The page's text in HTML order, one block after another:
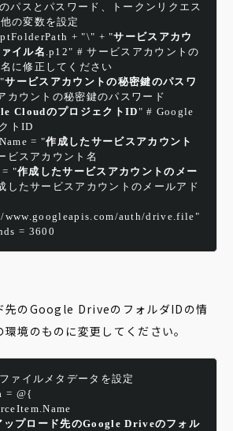
パスとパスワード、トークンリクエス
の変数を設定
+ "\" + "サービスアカウ
イル名 .p12" # サービスアカウントの
に修正してください
サービスアカウントの秘密鍵のパスワ
カウントの秘密鍵のパスワード
CloudのプロジェクトID" # Google
トID
= "作成したサービスアカウント
ビスアカウント名
= "作成したサービスアカウントのメー
したサービスアカウントのメールアド
www.googleapis.com/auth/drive.file"
= 3600
先のGoogle DriveのフォルダIDの情
環境のものに変更してください。
ァイルメタデータを設定
= @{
ップロード先のGoogle Driveのフォル